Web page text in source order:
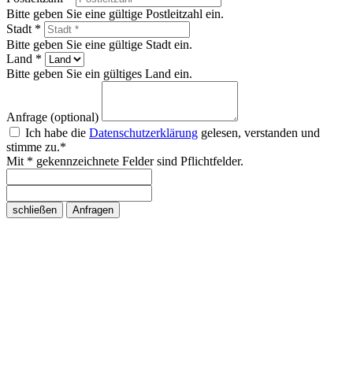
Bitte geben Sie eine gültige Postleitzahl ein.
Stadt *
Bitte geben Sie eine gültige Stadt ein.
Land *
Bitte geben Sie ein gültiges Land ein.
Anfrage (optional)
Ich habe die Datenschutzerklärung gelesen, verstanden und
stimme zu.*
Mit * gekennzeichnete Felder sind Pflichtfelder.
schließen Anfragen